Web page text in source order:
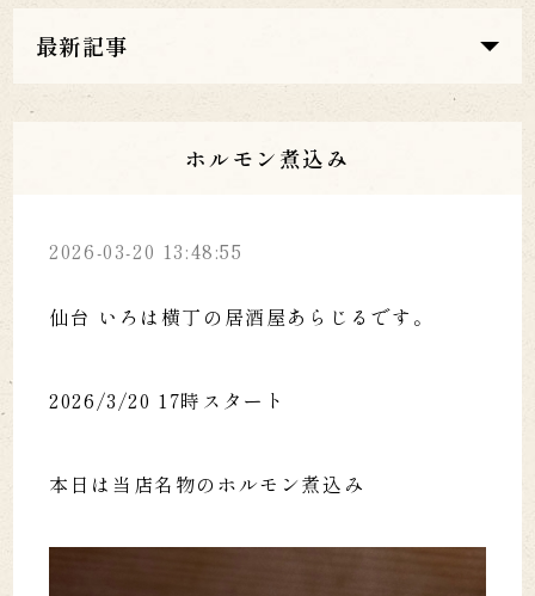
最新記事
ホルモン煮込み
2026-03-20 13:48:55
仙台 いろは横丁の居酒屋あらじるです。
2026/3/20 17時スタート
本日は当店名物のホルモン煮込み